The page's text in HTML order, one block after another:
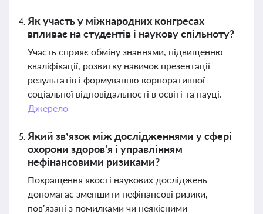
Як участь у міжнародних конгресах
впливає на студентів і наукову спільноту?
Участь сприяє обміну знаннями, підвищенню
кваліфікації, розвитку навичок презентації
результатів і формуванню корпоративної
соціальної відповідальності в освіті та науці.
Джерело
Який зв’язок між дослідженнями у сфері
охорони здоров'я і управлінням
нефінансовими ризиками?
Покращення якості наукових досліджень
допомагає зменшити нефінансові ризики,
пов’язані з помилками чи неякісними